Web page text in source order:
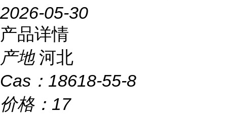
2026-05-30
产品详情
产地 河北
Cas： 18618-55-8
价格： 17